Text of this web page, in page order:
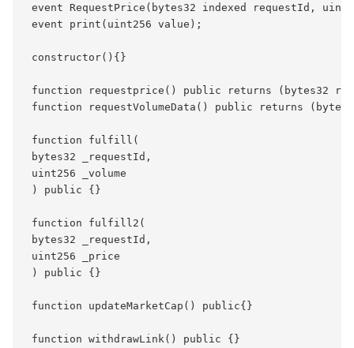
event RequestPrice(bytes32 indexed requestId,
event print(uint256 value);
constructor(){}
function requestprice() public returns (bytes32
function requestVolumeData() public returns
function fulfill(
bytes32 _requestId,
uint256 _volume
) public {}
function fulfill2(
bytes32 _requestId,
uint256 _price
) public {}
function updateMarketCap() public{}
function withdrawLink() public {}